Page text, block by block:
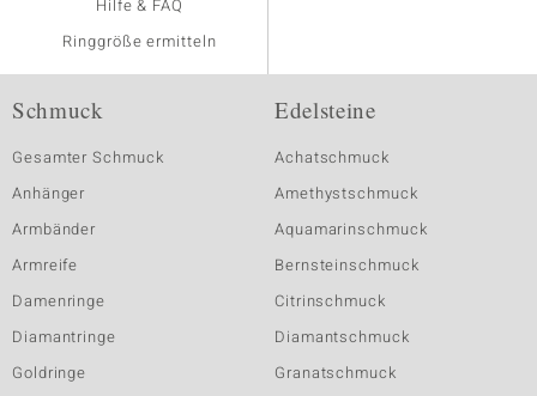
Hilfe & FAQ
Ringgröße ermitteln
Schmuck
Gesamter Schmuck
Anhänger
Armbänder
Armreife
Damenringe
Diamantringe
Goldringe
Edelsteine
Achatschmuck
Amethystschmuck
Aquamarinschmuck
Bernsteinschmuck
Citrinschmuck
Diamantschmuck
Granatschmuck